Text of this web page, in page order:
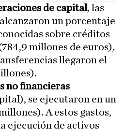
de capital, las
alcanzaron un porcentaje
sobre créditos
millones de euros),
llegaron el
no financieras
se ejecutaron en un
A estos gastos,
ejecución de activos